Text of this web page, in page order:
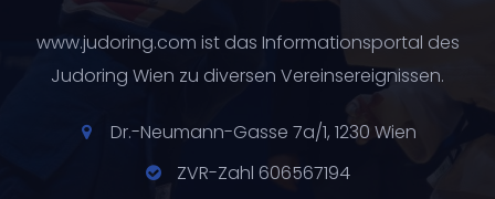
www.judoring.com ist das Informationsportal des
Judoring Wien zu diversen Vereinsereignissen.
Dr.-Neumann-Gasse 7a/1, 1230 Wien
ZVR-Zahl 606567194